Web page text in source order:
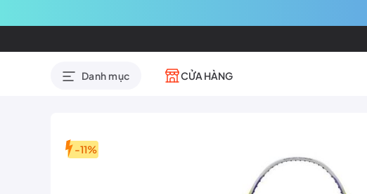
Danh mục CỬA HÀNG
-11%